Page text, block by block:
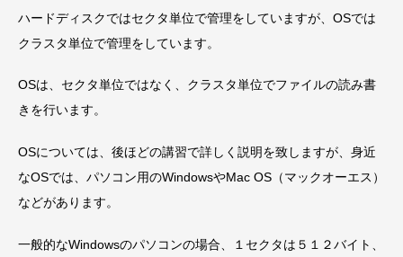
ハードディスクではセクタ単位で管理をしていますが、OSでは
クラスタ単位で管理をしています。
OSは、セクタ単位ではなく、クラスタ単位でファイルの読み書
きを行います。
OSについては、後ほどの講習で詳しく説明を致しますが、身近
なOSでは、パソコン用のWindowsやMac OS（マックオーエス）
などがあります。
一般的なWindowsのパソコンの場合、１セクタは５１２バイト、